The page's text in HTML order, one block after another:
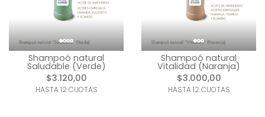
Shampoó natural
Saludable (Verde)
$3.120,00
HASTA 12 CUOTAS
Shampoó natural
Vitalidad (Naranja)
$3.000,00
HASTA 12 CUOTAS